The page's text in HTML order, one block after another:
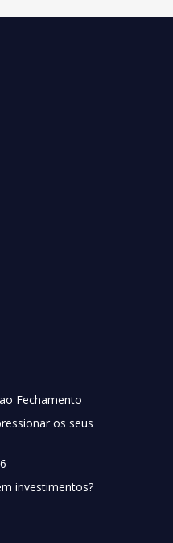
Fechamento
os seus
investimentos?